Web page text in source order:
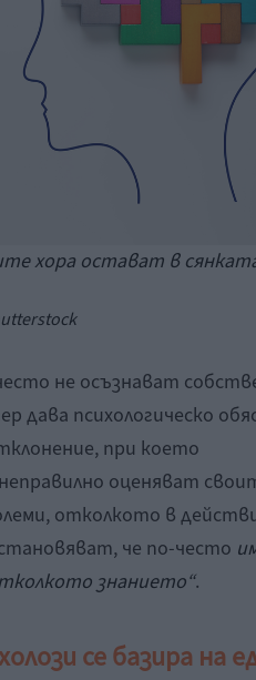
хора остават в
не осъзнават
психологическо
при което
оценяват
отколкото в
че по-често
знанието“.
се базира на